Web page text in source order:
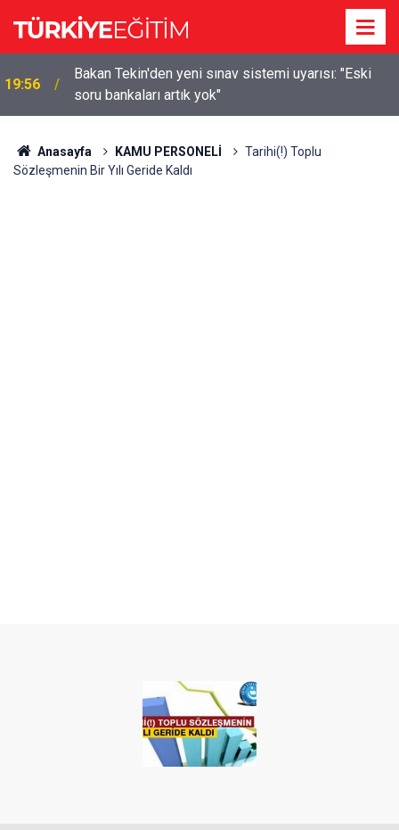
19:56
Bakan Tekin'den yeni sınav sistemi uyarısı: "Eski
soru bankaları artık yok"
Anasayfa KAMU PERSONELİ
Tarihi(!) Toplu
Sözleşmenin Bir Yılı Geride Kaldı